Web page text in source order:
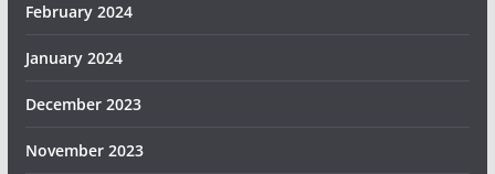
February 2024
January 2024
December 2023
November 2023